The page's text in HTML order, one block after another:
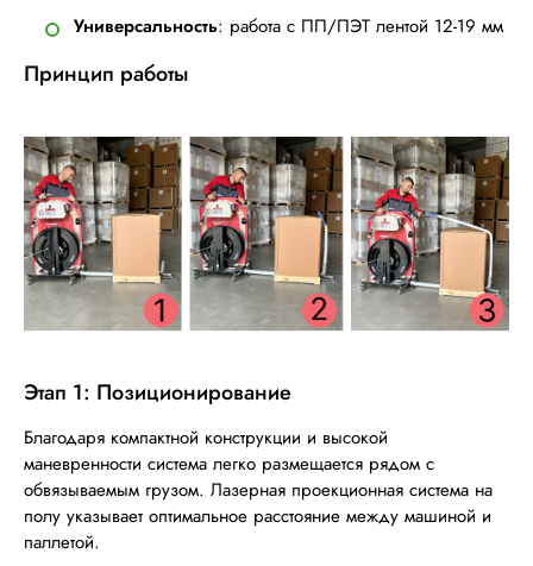
Универсальность: работа с ПП/ПЭТ лентой 12-19 мм
Принцип работы
Этап 1: Позиционирование
Благодаря компактной конструкции и высокой
маневренности система легко размещается рядом с
обвязываемым грузом. Лазерная проекционная система на
полу указывает оптимальное расстояние между машиной и
паллетой.